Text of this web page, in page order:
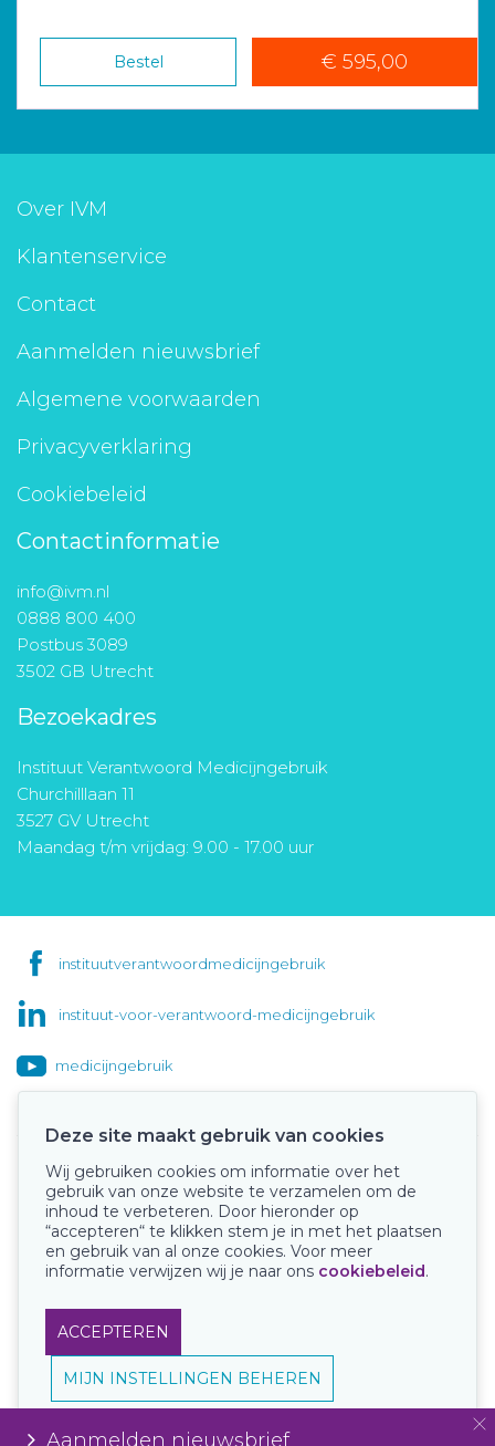
Bestel € 595,00
Over IVM
Klantenservice
Contact
Aanmelden nieuwsbrief
Algemene voorwaarden
Privacyverklaring
Cookiebeleid
Contactinformatie
info@ivm.nl
0888 800 400
Postbus 3089
3502 GB Utrecht
Bezoekadres
Instituut Verantwoord Medicijngebruik
Churchilllaan 11
3527 GV Utrecht
Maandag t/m vrijdag: 9.00 - 17.00 uur
instituutverantwoordmedicijngebruik
instituut-voor-verantwoord-medicijngebruik
medicijngebruik
Onze keurmerken
Aanmelden nieuwsbrief
Deze site maakt gebruik van cookies
Wij gebruiken cookies om informatie over het
gebruik van onze website te verzamelen om de
inhoud te verbeteren. Door hieronder op
“accepteren“ te klikken stem je in met het plaatsen
en gebruik van al onze cookies. Voor meer
informatie verwijzen wij je naar ons cookiebeleid.
ACCEPTEREN
MIJN INSTELLINGEN BEHEREN